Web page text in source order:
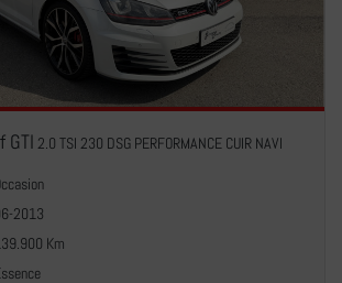
GTI 2.0 TSI 230 DSG PERFORMANCE CUIR NAVI
2013
Km